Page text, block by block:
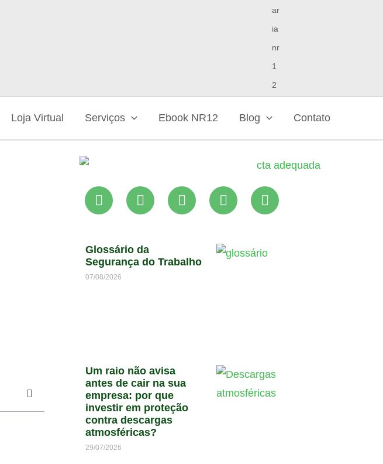
Loja Virtual Serviços Ebook NR12 Blog Contato
Glossário da
Segurança do Trabalho
07/08/2026
Um raio não avisa
antes de cair na sua
empresa: por que
investir em proteção
contra descargas
atmosféricas?
29/07/2026